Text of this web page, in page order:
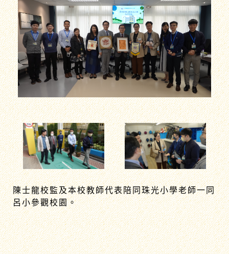
陳士龍校監及本校教師代表陪同珠光小學老師一同
呂小參觀校園。